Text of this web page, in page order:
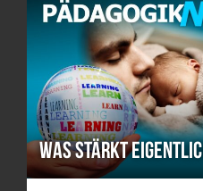
Was stärkt